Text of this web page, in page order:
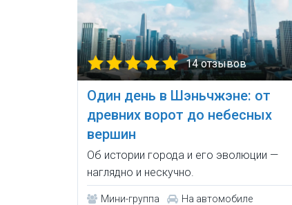
14 отзывов
Один день в Шэньчжэне: от
древних ворот до небесных
вершин
Об истории города и его эволюции —
наглядно и нескучно.
Мини-группа
На автомобиле